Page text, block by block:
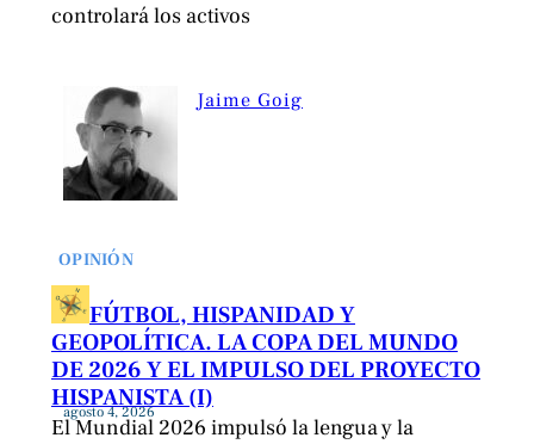
controlará los activos
Jaime Goig
OPINIÓN
FÚTBOL, HISPANIDAD Y
GEOPOLÍTICA. LA COPA DEL MUNDO
DE 2026 Y EL IMPULSO DEL PROYECTO
HISPANISTA (I)
agosto 4, 2026
El Mundial 2026 impulsó la lengua y la